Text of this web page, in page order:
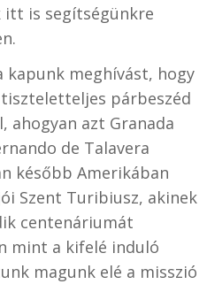
itt is segítségünkre
meghívást, hogy
párbeszéd
ahogyan azt Granada
de Talavera
később Amerikában
Szent Turibiusz, akinek
centenáriumát
mint a kifelé induló
magunk elé a misszió